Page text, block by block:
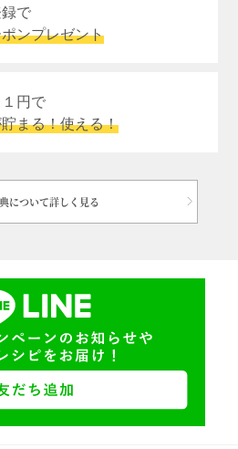
で
ンプレゼント
円で
まる！使える！
について詳しく見る